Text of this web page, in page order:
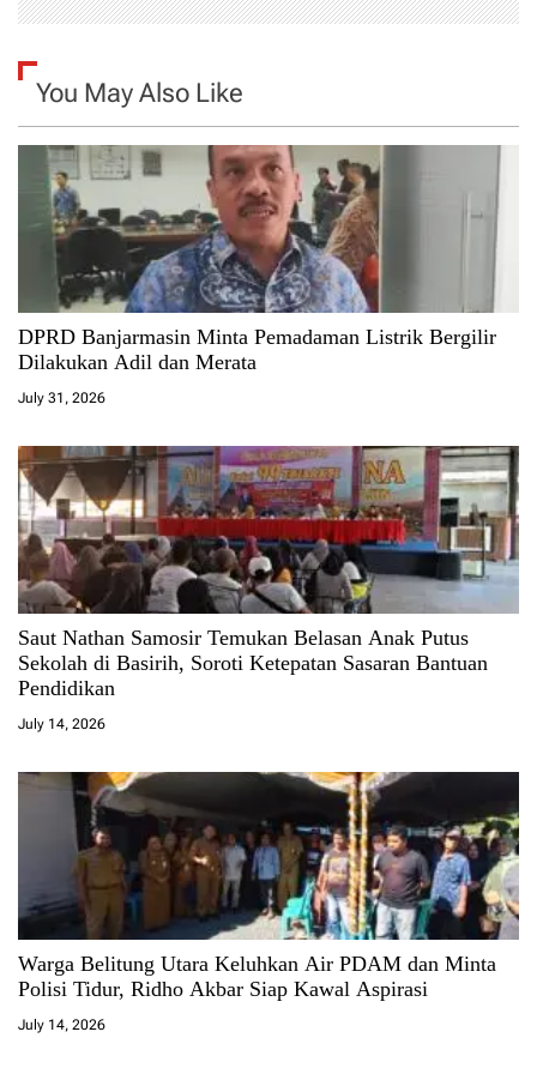
You May Also Like
DPRD Banjarmasin Minta Pemadaman Listrik Bergilir
Dilakukan Adil dan Merata
July 31, 2026
Saut Nathan Samosir Temukan Belasan Anak Putus
Sekolah di Basirih, Soroti Ketepatan Sasaran Bantuan
Pendidikan
July 14, 2026
Warga Belitung Utara Keluhkan Air PDAM dan Minta
Polisi Tidur, Ridho Akbar Siap Kawal Aspirasi
July 14, 2026